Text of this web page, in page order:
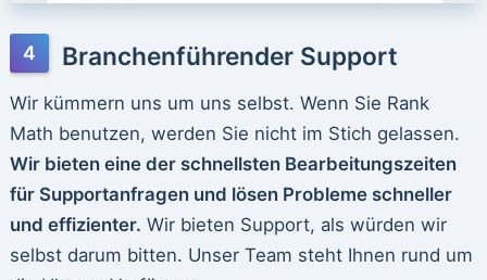
Branchenführender Support
Wir kümmern uns um uns selbst. Wenn Sie Rank
Math benutzen, werden Sie nicht im Stich gelassen.
Wir bieten eine der schnellsten Bearbeitungszeiten
für Supportanfragen und lösen Probleme schneller
und effizienter. Wir bieten Support, als würden wir
selbst darum bitten. Unser Team steht Ihnen rund um